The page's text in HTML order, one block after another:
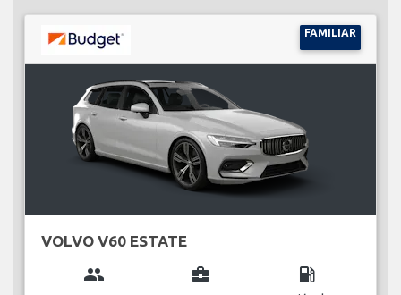
FAMILIAR
VOLVO V60 ESTATE
group business_center local_gas_station